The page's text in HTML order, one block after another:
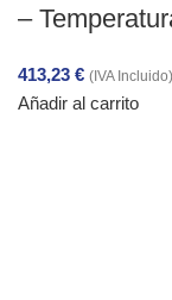
–
413,23 € (IVA Incluido)
Añadir al carrito